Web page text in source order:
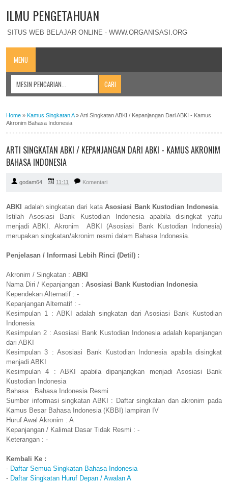
ILMU PENGETAHUAN
SITUS WEB BELAJAR ONLINE - WWW.ORGANISASI.ORG
MENU
Home » Kamus Singkatan A»Arti Singkatan ABKI / Kepanjangan Dari ABKI - Kamus
Akronim Bahasa Indonesia
ARTI SINGKATAN ABKI / KEPANJANGAN DARI ABKI - KAMUS AKRONIM
BAHASA INDONESIA
godam64 11:11 Komentari
ABKI adalah singkatan dari kataAsosiasi Bank Kustodian Indonesia.
Istilah Asosiasi Bank Kustodian Indonesia apabila disingkat yaitu
menjadi ABKI. Akronim ABKI (Asosiasi Bank Kustodian Indonesia)
merupakan singkatan/akronim resmi dalam Bahasa Indonesia.
Penjelasan / Informasi Lebih Rinci (Detil) :
Akronim / Singkatan : ABKI
Nama Diri / Kepanjangan : Asosiasi Bank Kustodian Indonesia
Kependekan Alternatif : -
Kepanjangan Alternatif : -
Kesimpulan 1 : ABKI adalah singkatan dari Asosiasi Bank Kustodian
Indonesia
Kesimpulan 2 : Asosiasi Bank Kustodian Indonesia adalah kepanjangan
dari ABKI
Kesimpulan 3 : Asosiasi Bank Kustodian Indonesia apabila disingkat
menjadi ABKI
Kesimpulan 4 : ABKI apabila dipanjangkan menjadi Asosiasi Bank
Kustodian Indonesia
Bahasa : Bahasa Indonesia Resmi
Sumber informasi singkatan ABKI : Daftar singkatan dan akronim pada
Kamus Besar Bahasa Indonesia (KBBI) lampiran IV
Huruf Awal Akronim : A
Kepanjangan / Kalimat Dasar Tidak Resmi : -
Keterangan : -
Kembali Ke :
- Daftar Semua Singkatan Bahasa Indonesia
- Daftar Singkatan Huruf Depan / Awalan A